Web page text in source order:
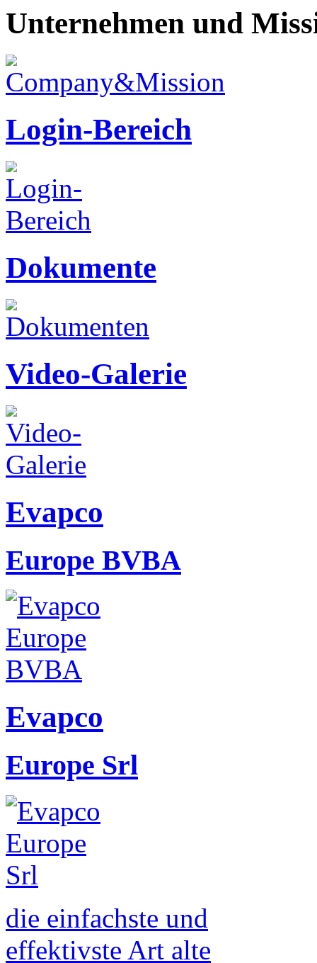
Unternehmen und
Login-Bereich
Dokumente
Video-Galerie
Evapco
Europe BVBA
Evapco
Europe Srl
die einfachste und
effektivste Art alte